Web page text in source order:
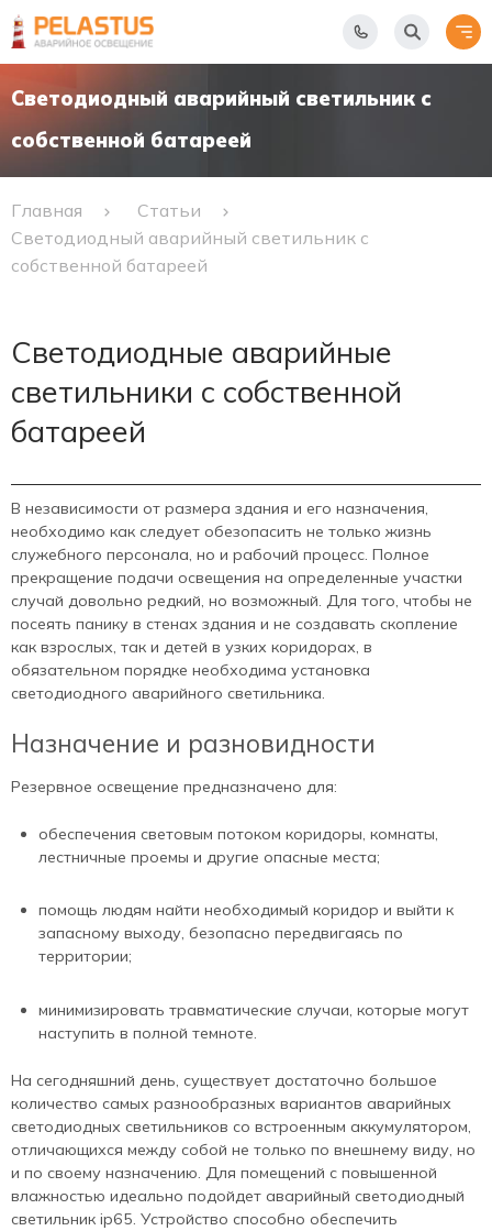
Светодиодный аварийный светильник с
собственной батареей
Главная
Статьи
Светодиодный аварийный светильник с
собственной батареей
Светодиодные аварийные
светильники с собственной
батареей
В независимости от размера здания и его назначения,
необходимо как следует обезопасить не только жизнь
служебного персонала, но и рабочий процесс. Полное
прекращение подачи освещения на определенные участки
случай довольно редкий, но возможный. Для того, чтобы не
посеять панику в стенах здания и не создавать скопление
как взрослых, так и детей в узких коридорах, в
обязательном порядке необходима установка
светодиодного аварийного светильника.
Назначение и разновидности
Резервное освещение предназначено для:
обеспечения световым потоком коридоры, комнаты,
лестничные проемы и другие опасные места;
помощь людям найти необходимый коридор и выйти к
запасному выходу, безопасно передвигаясь по
территории;
минимизировать травматические случаи, которые могут
наступить в полной темноте.
На сегодняшний день, существует достаточно большое
количество самых разнообразных вариантов аварийных
светодиодных светильников со встроенным аккумулятором,
отличающихся между собой не только по внешнему виду, но
и по своему назначению. Для помещений с повышенной
влажностью идеально подойдет аварийный светодиодный
светильник ip65. Устройство способно обеспечить